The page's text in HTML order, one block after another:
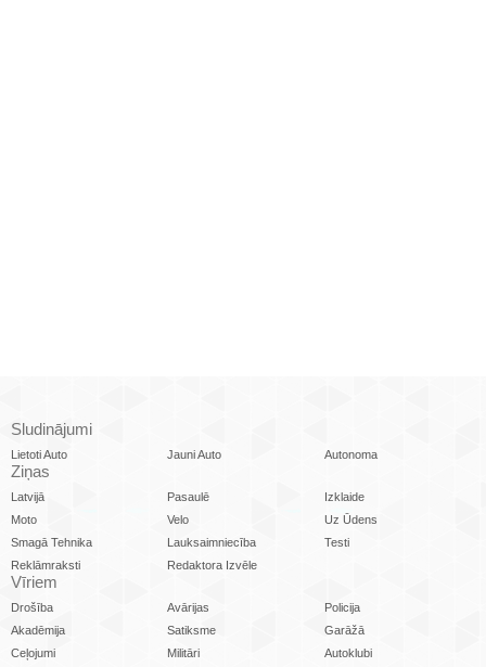
Sludinājumi
Lietoti Auto Jauni Auto Autonoma
Ziņas
Latvijā Pasaulē
Izklaide
Moto
Velo
Uz Ūdens
Smagā Tehnika
Lauksaimniecība
Testi
Reklāmraksti
Redaktora Izvēle
Vīriem
Drošība Avārijas
Policija
Akadēmija
Satiksme
Garāžā
Ceļojumi
Militāri
Autoklubi